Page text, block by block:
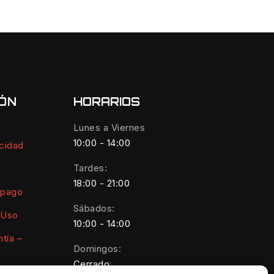
–
HORARIOS
Lunes a Viernes
10:00 - 14:00
Tardes:
18:00 - 21:00
Sábados:
10:00 - 14:00
Domingos:
Cerrado